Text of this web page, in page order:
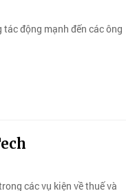
động mạnh đến các ông
các vụ kiện về thuế và